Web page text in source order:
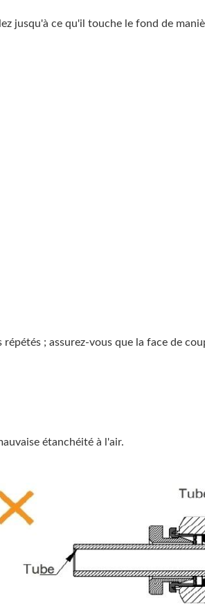
jusqu'à ce qu'il touche le fond de
; assurez-vous que la face de
étanchéité à l'air.